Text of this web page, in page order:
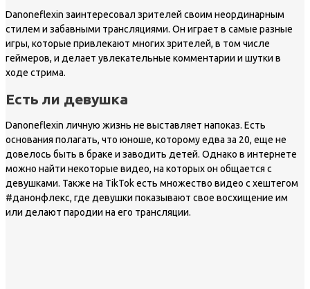
Danoneflexin заинтересовал зрителей своим неординарным
стилем и забавными трансляциями. Он играет в самые разные
игры, которые привлекают многих зрителей, в том числе
геймеров, и делает увлекательные комментарии и шутки в
ходе стрима.
Есть ли девушка
Danoneflexin личную жизнь не выставляет напоказ. Есть
основания полагать, что юноше, которому едва за 20, еще не
довелось быть в браке и заводить детей. Однако в интернете
можно найти некоторые видео, на которых он общается с
девушками. Также на TikTok есть множество видео с хештегом
#данонфлекс, где девушки показывают свое восхищение им
или делают пародии на его трансляции.